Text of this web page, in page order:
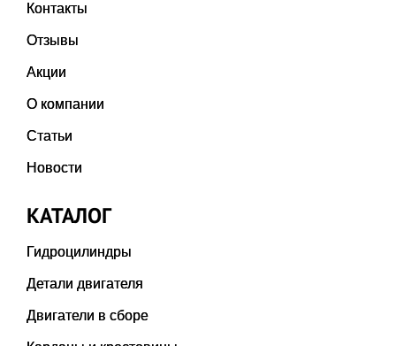
Контакты
Отзывы
Акции
О компании
Статьи
Новости
КАТАЛОГ
Гидроцилиндры
Детали двигателя
Двигатели в сборе